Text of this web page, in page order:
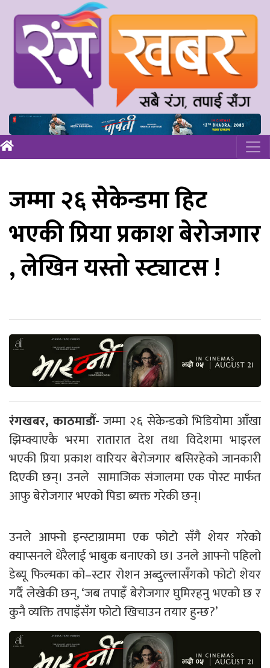
जम्मा २६ सेकेन्डमा हिट
भएकी प्रिया प्रकाश बेरोजगार
, लेखिन यस्तो स्ट्याटस !
रंगखबर, काठमाडौँ- जम्मा २६ सेकेन्डको भिडियोमा आँखा
झिम्क्याएकै भरमा रातारात देश तथा विदेशमा भाइरल
भएकी प्रिया प्रकाश वारियर बेरोजगार बसिरहेको जानकारी
दिएकी छन्। उनले सामाजिक संजालमा एक पोस्ट मार्फत
आफु बेरोजगार भएको पिडा ब्यक्त गरेकी छन्।
उनले आफ्नो इन्स्टाग्राममा एक फोटो सँगै शेयर गरेको
क्याप्सनले धेरैलाई भाबुक बनाएको छ। उनले आफ्नो पहिलो
डेब्यू फिल्मका को–स्टार रोशन अब्दुल्लासँगको फोटो शेयर
गर्दै लेखेकी छन्, ‘जब तपाइँ बेरोजगार घुमिरहनु भएको छ र
कुनै व्यक्ति तपाइँसँग फोटो खिचाउन तयार हुन्छ?’